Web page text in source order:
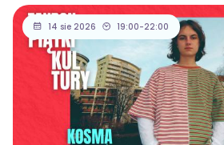
14 sie 2026 19:00-22:00